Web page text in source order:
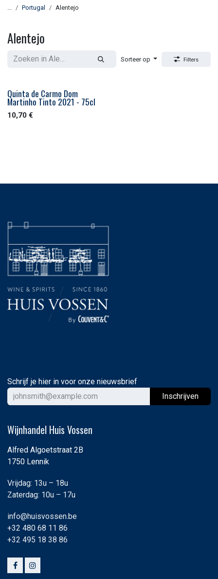
... Portugal Alentejo
Alentejo
Sorteer op Filters
Quinta de Carmo Dom
Martinho Tinto 2021 - 75cl
10,70 €
Schrijf je hier in voor onze nieuwsbrief
Inschrijven
Wijnhandel Huis Vossen
Alfred Algoetstraat 2B
1750 Lennik
Vrijdag: 13u – 18u
Zaterdag: 10u – 17u
info@huisvossen.be
+32 480 68 11 86
+32 495 18 38 86